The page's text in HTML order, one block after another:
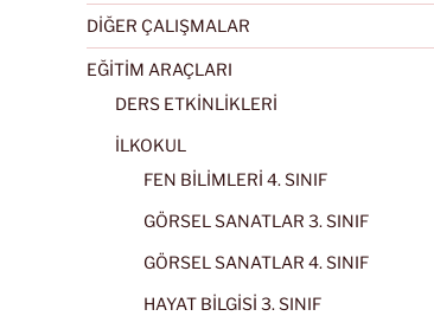
DİĞER ÇALIŞMALAR
EĞİTİM ARAÇLARI
DERS ETKİNLİKLERİ
İLKOKUL
FEN BİLİMLERİ 4. SINIF
GÖRSEL SANATLAR 3. SINIF
GÖRSEL SANATLAR 4. SINIF
HAYAT BİLGİSİ 3. SINIF